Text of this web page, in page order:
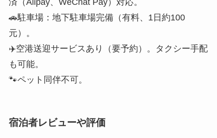
🚗駐車場：地下駐車場完備（有料、1日約100
元）。
✈️空港送迎サービスあり（要予約）。タクシー手配
も可能。
🐾ペット同伴不可。